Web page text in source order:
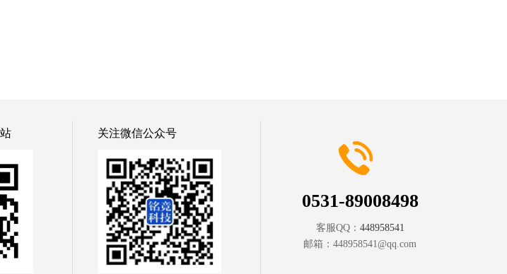
关注微信公众号
0531-89008498
客服QQ： 448958541
邮箱： 448958541@qq.com